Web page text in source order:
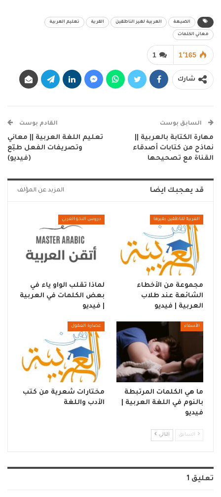
الضيعة العربية لغير الناطقين القرية تعليم العربية
معاني الكلمات
1 1٬165
شارك
السابق بوست
مهارة الكتابة بالعربية ||
نماذح من كتابات أصدقاء
القناة مع تصحيحها
القادم بوست
تعليم اللغة العربية || معاني
وتصريفات الفعل طبّع
(فيديو)
قد يعجبك ايضا المزيد عن المؤلف
العربية للناطقين بغيرها
مجموعة من الأخطاء
الشائعة عند طلاب
العربية | فيديو
دروس النحو العربي
لماذا تقلب الواو ياء في
بعض الكلمات في العربية
| فيديو
الأسماء
ما هي الكلمات المرتبطة
بالنوم في اللغة العربية |
فيديو
عصارة العقول
مختارات شعرية من كتب
الأدب واللغة
السابق التالي
تعليق 1